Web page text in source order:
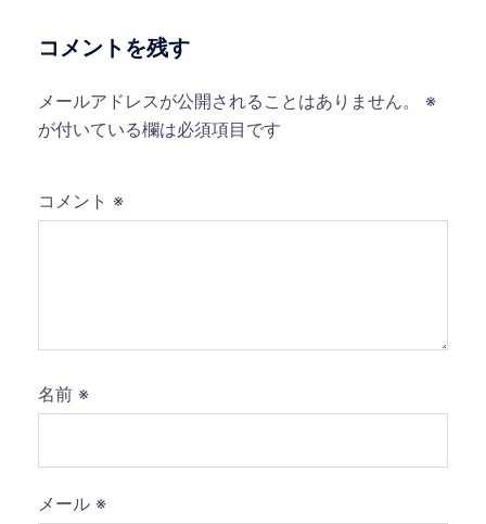
コメントを残す
メールアドレスが公開されることはありません。
※
が付いている欄は必須項目です
コメント ※
名前 ※
メール ※